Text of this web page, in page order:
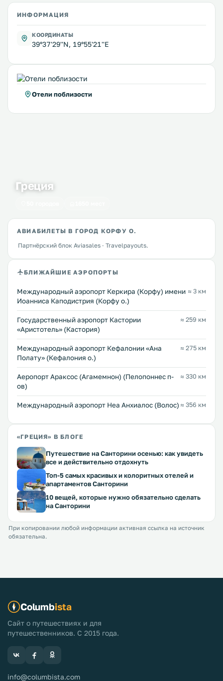
ИНФОРМАЦИЯ
КООРДИНАТЫ
39°37'29''N, 19°55'21''E
Отели поблизости
Греция
АВИАБИЛЕТЫ В ГОРОД КОРФУ О.
Партнёрский блок Aviasales · Travelpayouts.
БЛИЖАЙШИЕ АЭРОПОРТЫ
Международный аэропорт Керкира (Корфу) имени
Иоанниса Каподистрия (Корфу о.)
≈ 3 км
Государственный аэропорт Кастории
«Аристотель» (Кастория)
≈ 259 км
Международный аэропорт Кефалонии «Ана
Полату» (Кефалония о.)
≈ 275 км
Аеропорт Араксос (Агамемнон) (Пелопоннес п-
ов)
≈ 330 км
Международный аэропорт Неа Анхиалос (Волос) ≈ 356 км
«ГРЕЦИЯ» В БЛОГЕ
Путешествие на Санторини осенью: как увидеть
все и действительно отдохнуть
Топ-5 самых красивых и колоритных отелей и
апартаментов Санторини
10 вещей, которые нужно обязательно сделать
на Санторини
При копировании любой информации активная ссылка на источник
обязательна.
Columbista
Сайт о путешествиях и для
путешественников. С 2015 года.
info@columbista.com